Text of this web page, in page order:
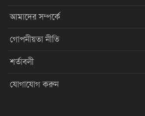
আমাদের সম্পর্কে
গোপনীয়তা নীতি
শর্তাবলী
যোগাযোগ করুন